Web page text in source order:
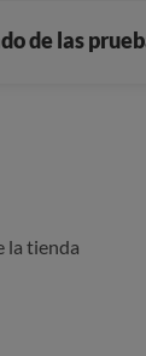
de las
la tienda